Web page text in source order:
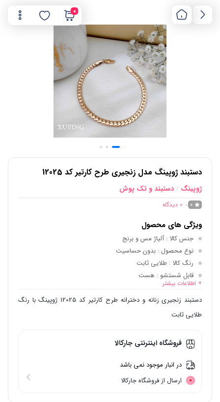
0
دستبند ژوپینگ مدل زنجیری طرح کارتیر کد 12025
ژوپینگ / دستبند و تک پوش
0
0 دیدگاه
ویژگی های محصول
جنس کالا : آلیاژ مس و برنج
نوع محصول : بدون حساسیت
رنگ کالا : طلایی ثابت
قابل شستشو : هست
بسته بندی: وکیومی
جنس نگین: بدون نگین
+ اطلاعات بیشتر
دستبند زنجیری زنانه و دخترانه طرح کارتیر کد 12025 ژوپینگ با رنگ
طلایی ثابت
فروشگاه اینترنتی جارکالا
در انبار موجود نمی باشد
ارسال از فروشگاه جارکالا